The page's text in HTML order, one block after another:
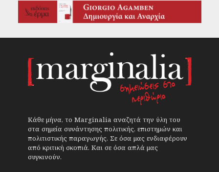
Κάθε μήνα, το Marginalia αναζητά την ύλη του
στα σημεία συνάντησης πολιτικής, επιστημών και
πολιτιστικής παραγωγής. Σε όσα μας ενδιαφέρουν
από κριτική σκοπιά. Και σε όσα απλά μας
συγκινούν.